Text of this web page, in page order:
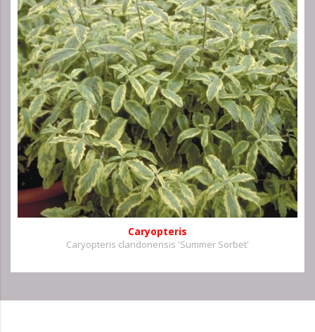
Caryopteris
Caryopteris clandonensis 'Summer Sorbet'